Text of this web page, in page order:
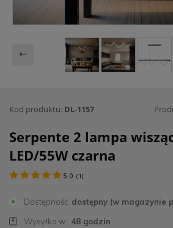
Kod produktu: DL-1157
Serpente 2 lampa
LED/55W czarna
5.0 ( 1 )
Dostępność dostępny (w magazynie
Wysyłka w: 48 godzin